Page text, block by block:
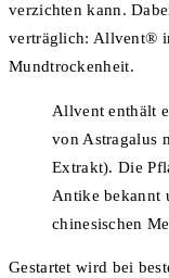
verzichten kann.
verträglich: Allvent®
Mundtrockenheit.
Allvent enthält
von Astragalus
Extrakt). Die
Antike bekannt
chinesischen
Gestartet wird bei